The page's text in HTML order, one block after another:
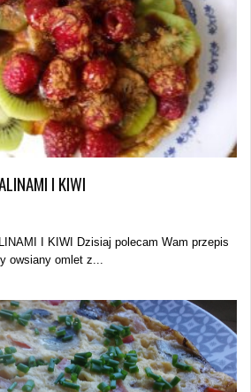
I KIWI
I KIWI Dzisiaj polecam Wam przepis
owsiany omlet z...